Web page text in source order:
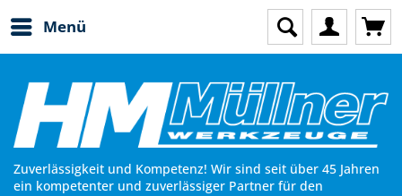
Menü
Zuverlässigkeit und Kompetenz! Wir sind seit über 45 Jahren
ein kompetenter und zuverlässiger Partner für den